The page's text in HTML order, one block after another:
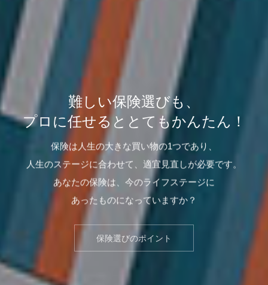
難しい保険選びも、
プロに任せるととてもかんたん！
保険は人生の大きな買い物の1つであり、
人生のステージに合わせて、適宜見直しが必要です。
あなたの保険は、今のライフステージに
あったものになっていますか？
保険選びのポイント